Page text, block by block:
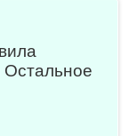
Остальное